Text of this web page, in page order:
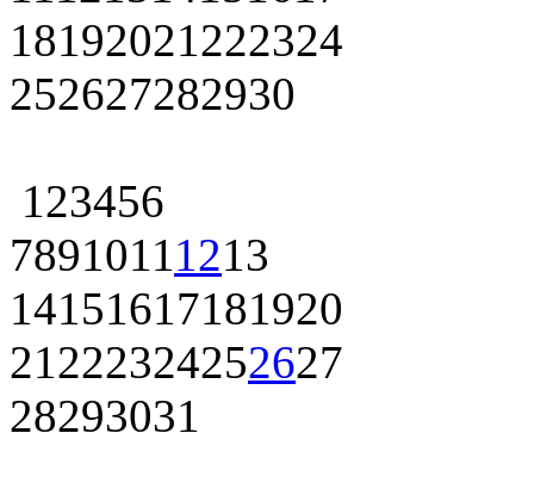
18192021222324
252627282930
123456
78910111213
14151617181920
21222324252627
28293031